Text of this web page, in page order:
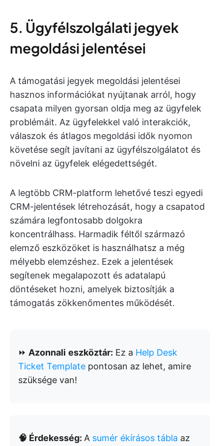
5. Ügyfélszolgálati jegyek
megoldási jelentései
A támogatási jegyek megoldási jelentései
hasznos információkat nyújtanak arról, hogy
csapata milyen gyorsan oldja meg az ügyfelek
problémáit. Az ügyfelekkel való interakciók,
válaszok és átlagos megoldási idők nyomon
követése segít javítani az ügyfélszolgálatot és
növelni az ügyfelek elégedettségét.
A legtöbb CRM-platform lehetővé teszi egyedi
CRM-jelentések létrehozását, hogy a csapatod
számára legfontosabb dolgokra
koncentrálhass. Harmadik féltől származó
elemző eszközöket is használhatsz a még
mélyebb elemzéshez. Ezek a jelentések
segítenek megalapozott és adatalapú
döntéseket hozni, amelyek biztosítják a
támogatás zökkenőmentes működését.
⏩ Azonnali eszköztár: Ez a Help Desk
Ticket Template pontosan az lehet, amire
szüksége van!
🧠 Érdekesség: A sumér ékírásos tábla az